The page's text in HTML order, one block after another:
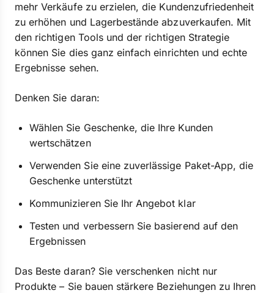
mehr Verkäufe zu erzielen, die Kundenzufriedenheit
zu erhöhen und Lagerbestände abzuverkaufen. Mit
den richtigen Tools und der richtigen Strategie
können Sie dies ganz einfach einrichten und echte
Ergebnisse sehen.
Denken Sie daran:
Wählen Sie Geschenke, die Ihre Kunden
wertschätzen
Verwenden Sie eine zuverlässige Paket-App, die
Geschenke unterstützt
Kommunizieren Sie Ihr Angebot klar
Testen und verbessern Sie basierend auf den
Ergebnissen
Das Beste daran? Sie verschenken nicht nur
Produkte – Sie bauen stärkere Beziehungen zu Ihren